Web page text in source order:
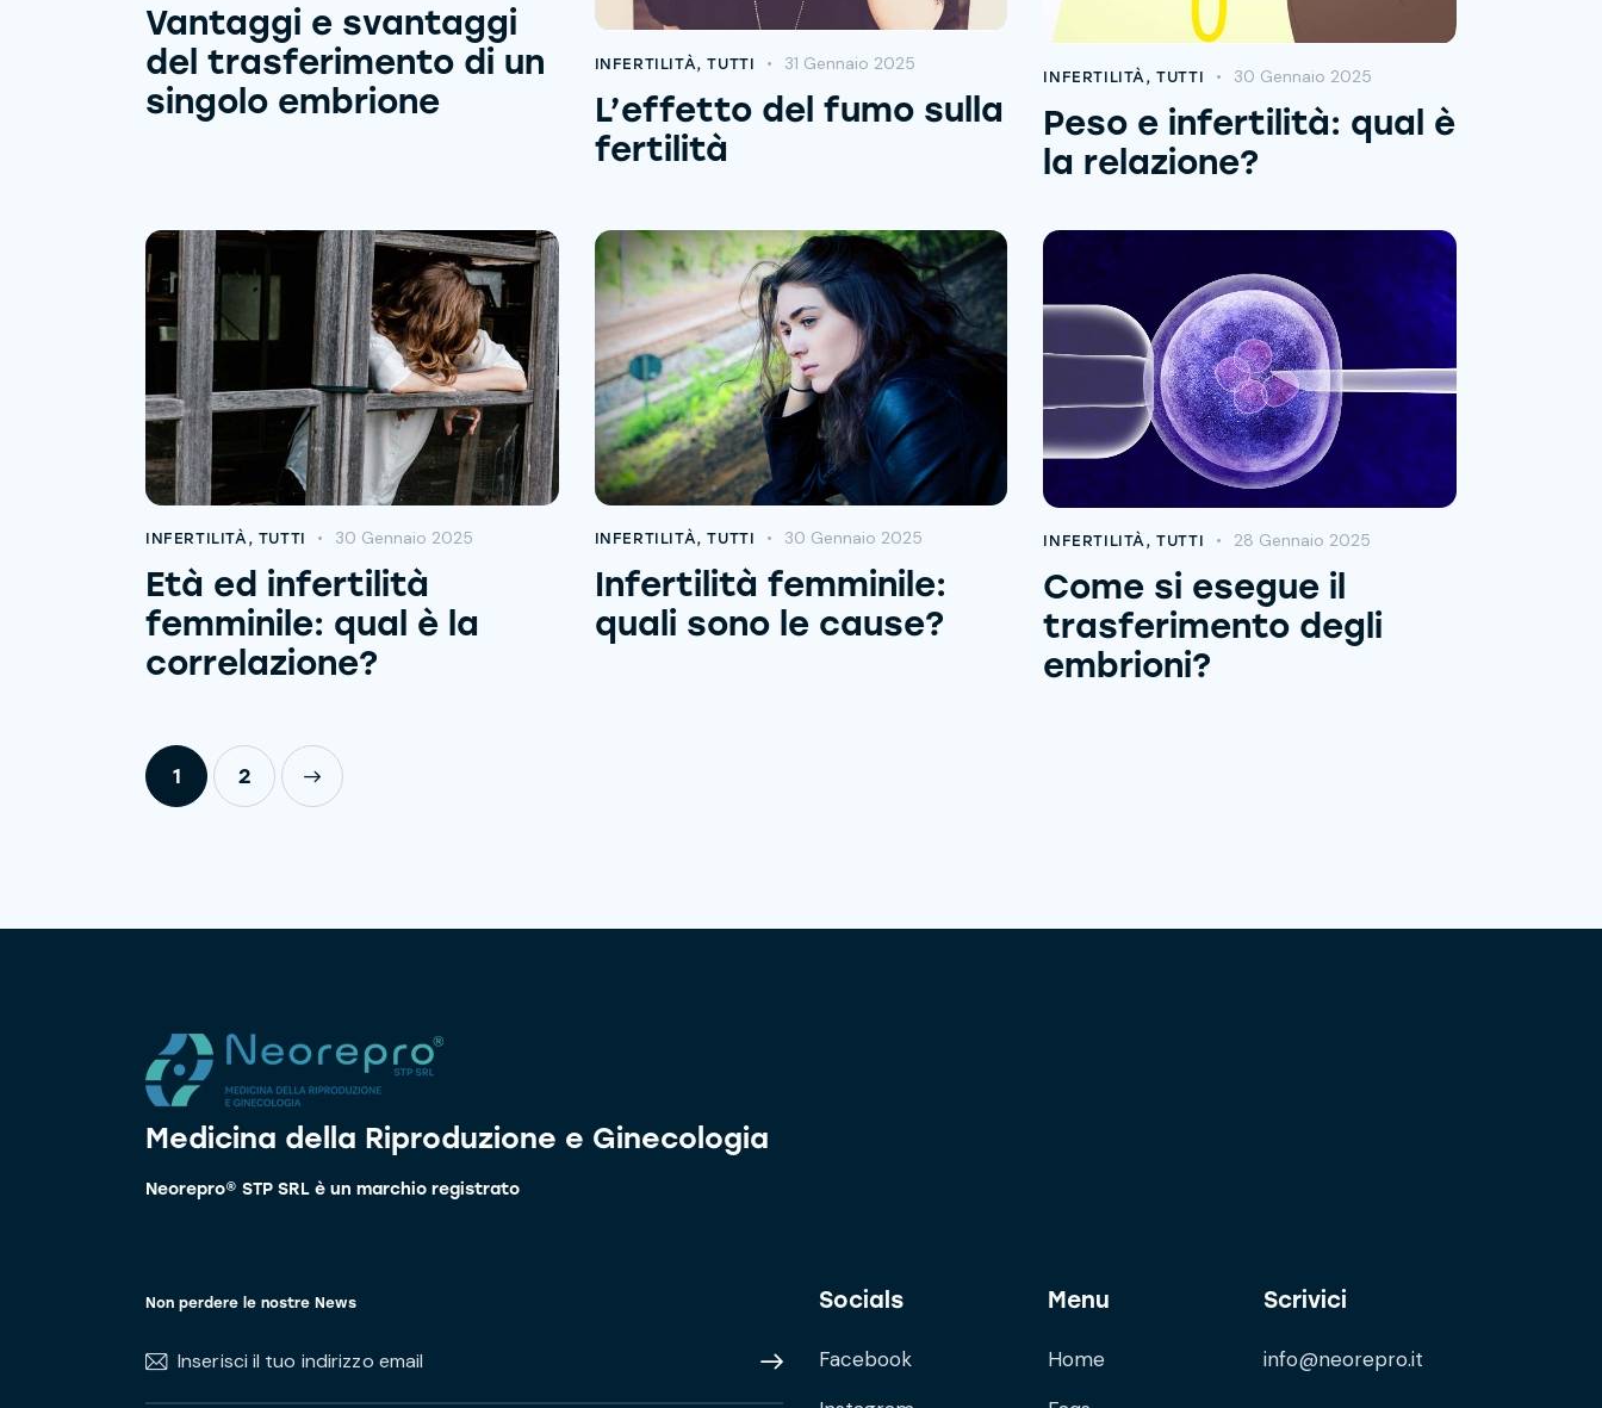
Vantaggi e svantaggi
del trasferimento di un
singolo embrione
INFERTILITÀ,TUTTI 31 Gennaio 2025
L’effetto del fumo sulla
fertilità
INFERTILITÀ ,TUTTI 30 Gennaio 2025
Peso e infertilità: qual è
la relazione?
INFERTILITÀ , TUTTI 30 Gennaio 2025
Età ed infertilità
femminile: qual è la
correlazione?
INFERTILITÀ,TUTTI 30 Gennaio 2025
Infertilità femminile:
quali sono le cause?
INFERTILITÀ,TUTTI 28 Gennaio 2025
Come si esegue il
trasferimento degli
embrioni?
1 2
Medicina della Riproduzione e Ginecologia
Neorepro® STP SRL è un marchio registrato
Non perdere le nostre News
Subscribe
Socials
Facebook
Menu
Home
Scrivici
info@neorepro.it